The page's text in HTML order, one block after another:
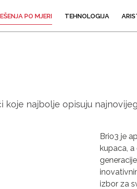
PO MJERI TEHNOLOGIJA
najbolje opisuju
Brio3 je
kupaca,
izbor za